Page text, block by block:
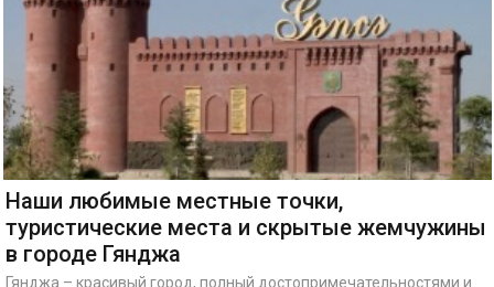
Наши любимые местные точки,
туристические места и скрытые жемчужины
в городе Гянджа
Гянджа – красивый город, полный достопримечательностями и